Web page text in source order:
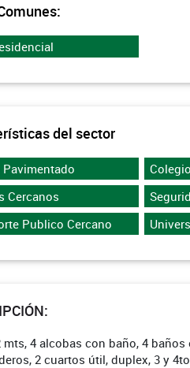
del sector
Cercanos
Publico Cercano
mts, 4 alcobas con baño, 4
2 cuartos útil, duplex, 3 y